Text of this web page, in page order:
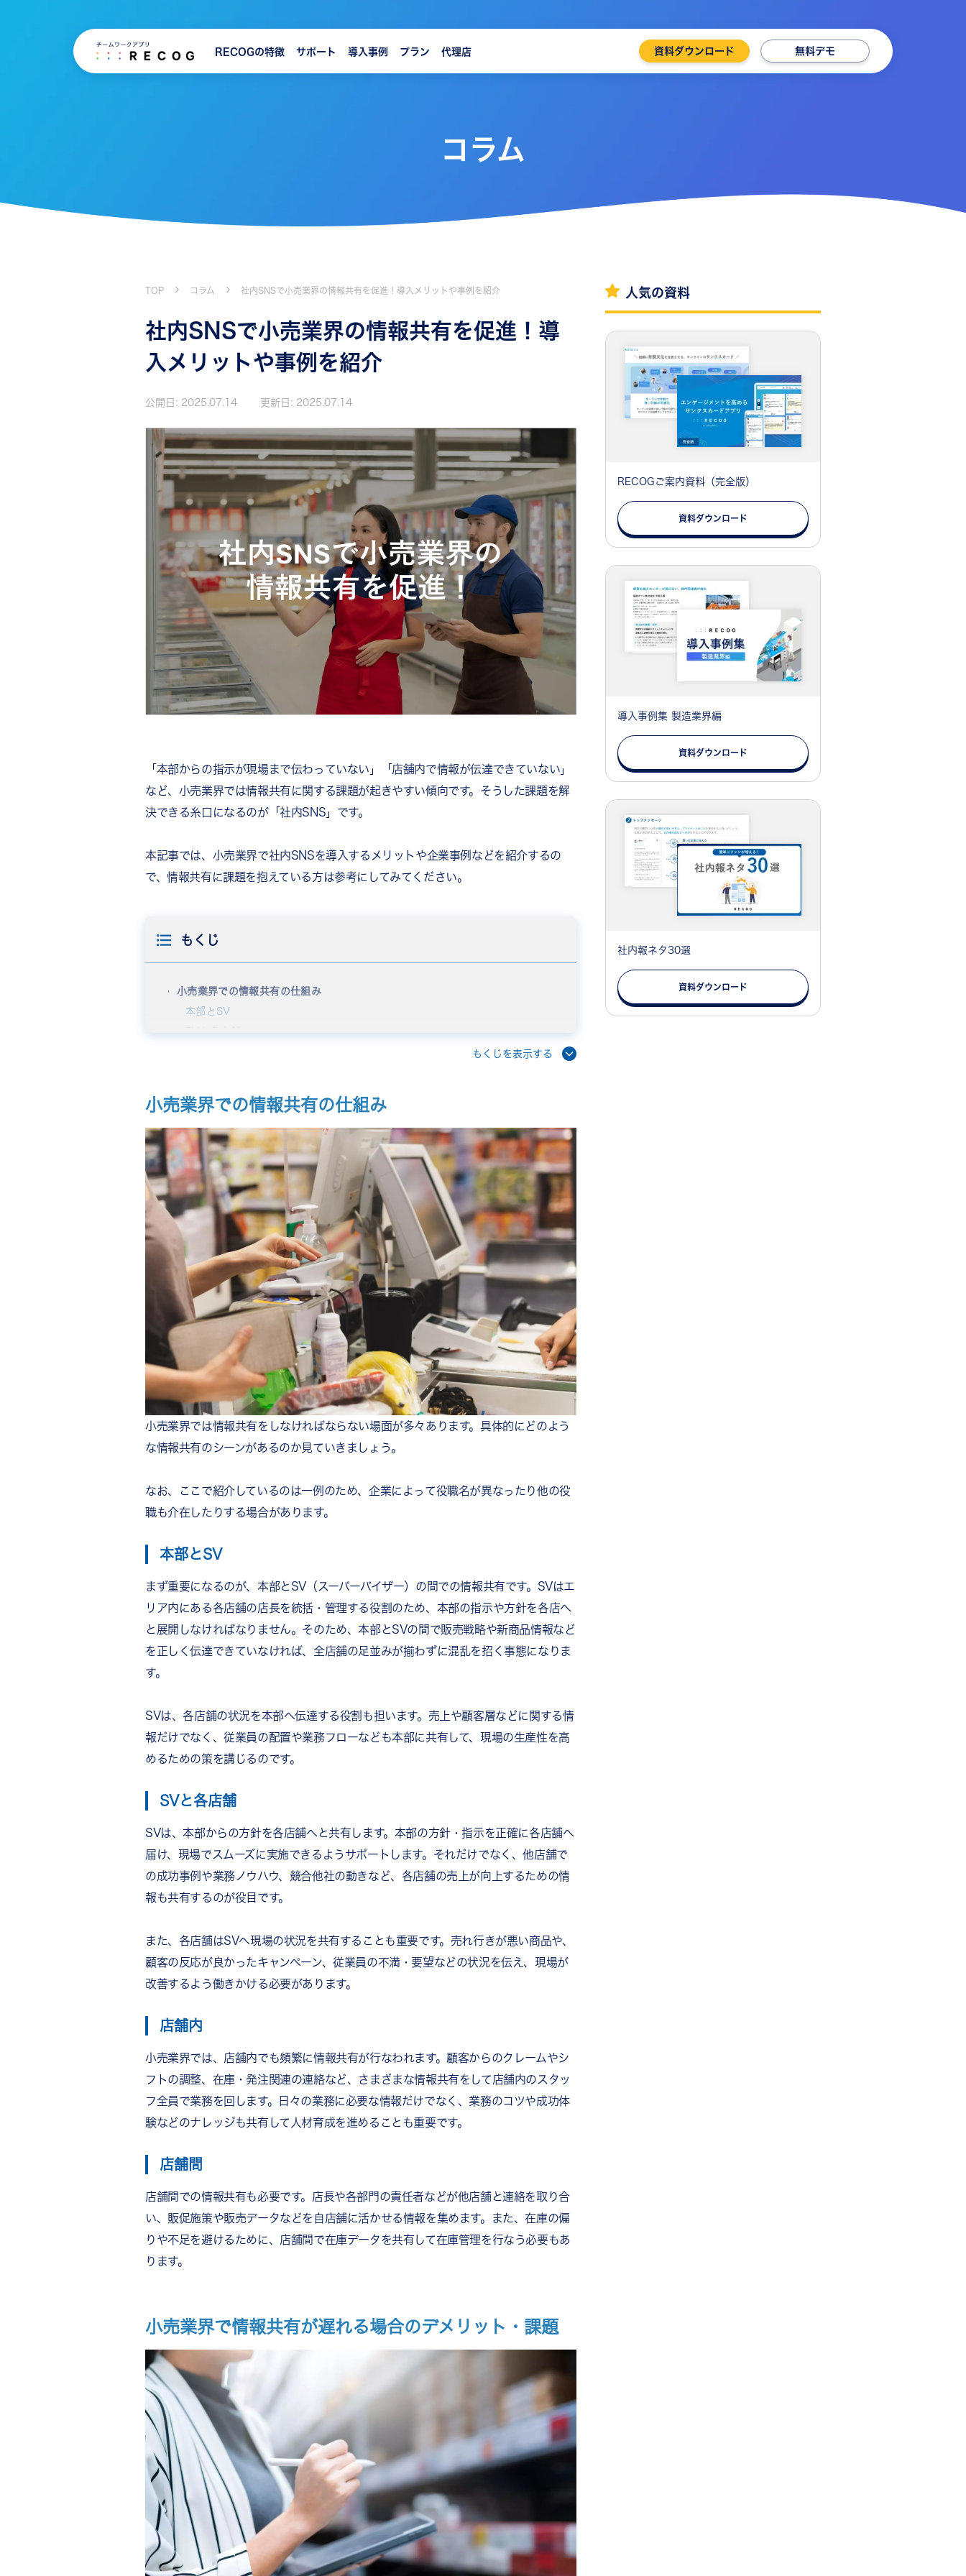
RECOGの特徴 サポート 導入事例 プラン 代理店 資料ダウンロード 無料デモ
コラム
TOP コラム 社内SNSで小売業界の情報共有を促進！導入メリットや事例を紹介
社内SNSで小売業界の情報共有を促進！導
入メリットや事例を紹介
公開日: 2025.07.14 更新日: 2025.07.14
「本部からの指示が現場まで伝わっていない」「店舗内で情報が伝達できていない」
など、小売業界では情報共有に関する課題が起きやすい傾向です。そうした課題を解
決できる糸口になるのが「社内SNS」です。
本記事では、小売業界で社内SNSを導入するメリットや企業事例などを紹介するの
で、情報共有に課題を抱えている方は参考にしてみてください。
もくじ
小売業界での情報共有の仕組み
本部とSV
SVと各店舗
各店舗の状況を把握できない
ノウハウの共有が遅れる
本部・上層部の方針が店舗に伝わらない
離職が増える
顧客に不適切な対応をしてしまう
小売業界で社内SNSを利用するメリット
情報共有がスピーディになる
会社のビジョンを浸透できる
適切な意思決定ができる
従業員同士のコミュニケーションを促進する
スキルアップや売上アップに役立つ
小売業界におすすめの社内SNS「RECOG」
社内SNSを利用している小売業界の企業事例
KONAKA
もくじを表示する
小売業界での情報共有の仕組み
小売業界では情報共有をしなければならない場面が多々あります。具体的にどのよう
な情報共有のシーンがあるのか見ていきましょう。
なお、ここで紹介しているのは一例のため、企業によって役職名が異なったり他の役
職も介在したりする場合があります。
本部とSV
まず重要になるのが、本部とSV（スーパーバイザー）の間での情報共有です。SVはエ
リア内にある各店舗の店長を統括・管理する役割のため、本部の指示や方針を各店へ
と展開しなければなりません。そのため、本部とSVの間で販売戦略や新商品情報など
を正しく伝達できていなければ、全店舗の足並みが揃わずに混乱を招く事態になりま
す。
SVは、各店舗の状況を本部へ伝達する役割も担います。売上や顧客層などに関する情
報だけでなく、従業員の配置や業務フローなども本部に共有して、現場の生産性を高
めるための策を講じるのです。
SVと各店舗
SVは、本部からの方針を各店舗へと共有します。本部の方針・指示を正確に各店舗へ
届け、現場でスムーズに実施できるようサポートします。それだけでなく、他店舗で
の成功事例や業務ノウハウ、競合他社の動きなど、各店舗の売上が向上するための情
報も共有するのが役目です。
また、各店舗はSVへ現場の状況を共有することも重要です。売れ行きが悪い商品や、
顧客の反応が良かったキャンペーン、従業員の不満・要望などの状況を伝え、現場が
改善するよう働きかける必要があります。
店舗内
小売業界では、店舗内でも頻繁に情報共有が行なわれます。顧客からのクレームやシ
フトの調整、在庫・発注関連の連絡など、さまざまな情報共有をして店舗内のスタッ
フ全員で業務を回します。日々の業務に必要な情報だけでなく、業務のコツや成功体
験などのナレッジも共有して人材育成を進めることも重要です。
店舗間
店舗間での情報共有も必要です。店長や各部門の責任者などが他店舗と連絡を取り合
い、販促施策や販売データなどを自店舗に活かせる情報を集めます。また、在庫の偏
りや不足を避けるために、店舗間で在庫データを共有して在庫管理を行なう必要もあ
ります。
小売業界で情報共有が遅れる場合のデメリット・課題
人気の資料
RECOGご案内資料（完全版）
資料ダウンロード
導入事例集 製造業界編
資料ダウンロード
社内報ネタ30選
資料ダウンロード